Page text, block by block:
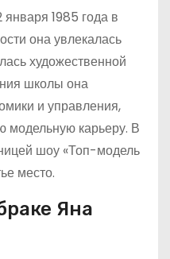
1985 года в
она увлекалась
художественной
школы она
и управления,
модельную карьеру. В
шоу «Топ-модель
место.
Яна